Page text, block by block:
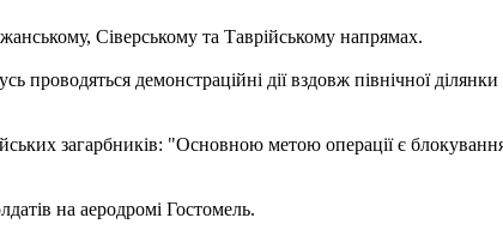
Сіверському та Таврійському напрямах.
проводяться демонстраційні дії вздовж північної
загарбників: "Основною метою операції є
на аеродромі Гостомель.